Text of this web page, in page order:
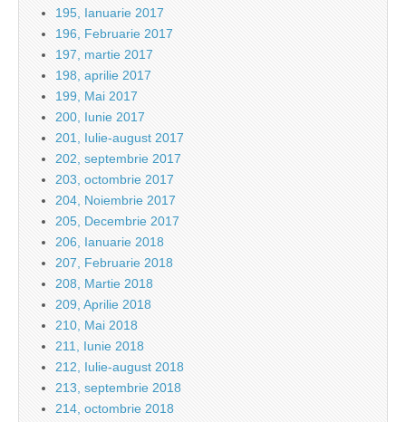
195, Ianuarie 2017
196, Februarie 2017
197, martie 2017
198, aprilie 2017
199, Mai 2017
200, Iunie 2017
201, Iulie-august 2017
202, septembrie 2017
203, octombrie 2017
204, Noiembrie 2017
205, Decembrie 2017
206, Ianuarie 2018
207, Februarie 2018
208, Martie 2018
209, Aprilie 2018
210, Mai 2018
211, Iunie 2018
212, Iulie-august 2018
213, septembrie 2018
214, octombrie 2018